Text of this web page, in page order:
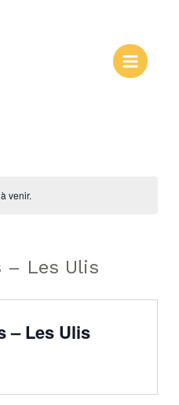
Main
venir.
– Les Ulis
– Les Ulis